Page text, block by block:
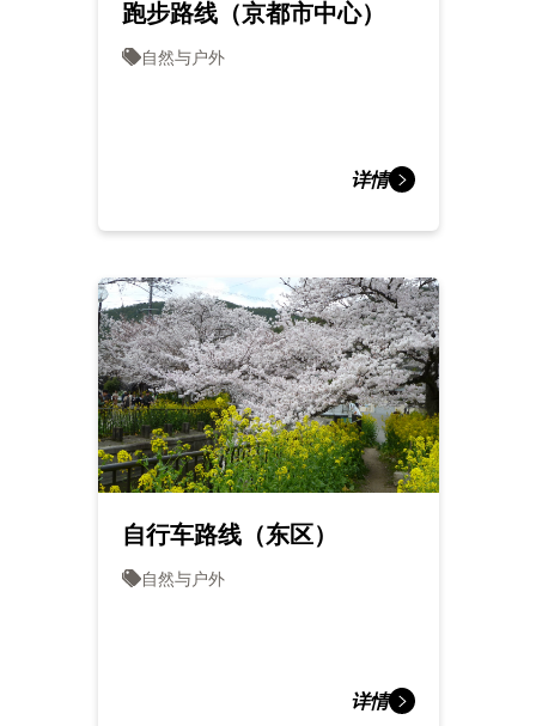
跑步路线（京都市中心）
自然与户外
详情
自行车路线（东区）
自然与户外
详情